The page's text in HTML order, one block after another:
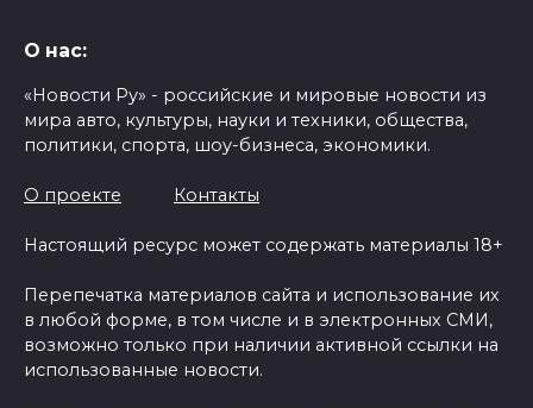
О нас:
«Новости Ру» - российские и мировые новости из
мира авто, культуры, науки и техники, общества,
политики, спорта, шоу-бизнеса, экономики.
О проекте Контакты
Настоящий ресурс может содержать материалы 18+
Перепечатка материалов сайта и использование их
в любой форме, в том числе и в электронных СМИ,
возможно только при наличии активной ссылки на
использованные новости.